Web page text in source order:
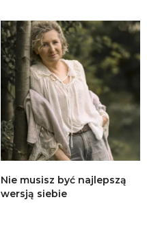
Nie musisz być najlepszą
wersją siebie